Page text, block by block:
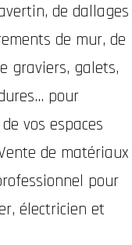
de dallages
de mur, de
graviers, galets,
pour
vos espaces
de matériaux
pour
électricien et